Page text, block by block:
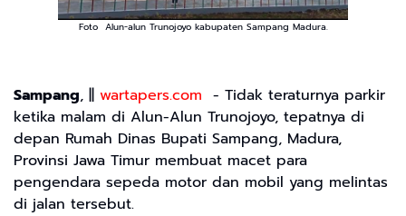
Foto Alun-alun Trunojoyo kabupaten Sampang Madura.
Sampang, || wartapers.com - Tidak teraturnya parkir
ketika malam di Alun-Alun Trunojoyo, tepatnya di
depan Rumah Dinas Bupati Sampang, Madura,
Provinsi Jawa Timur membuat macet para
pengendara sepeda motor dan mobil yang melintas
di jalan tersebut.